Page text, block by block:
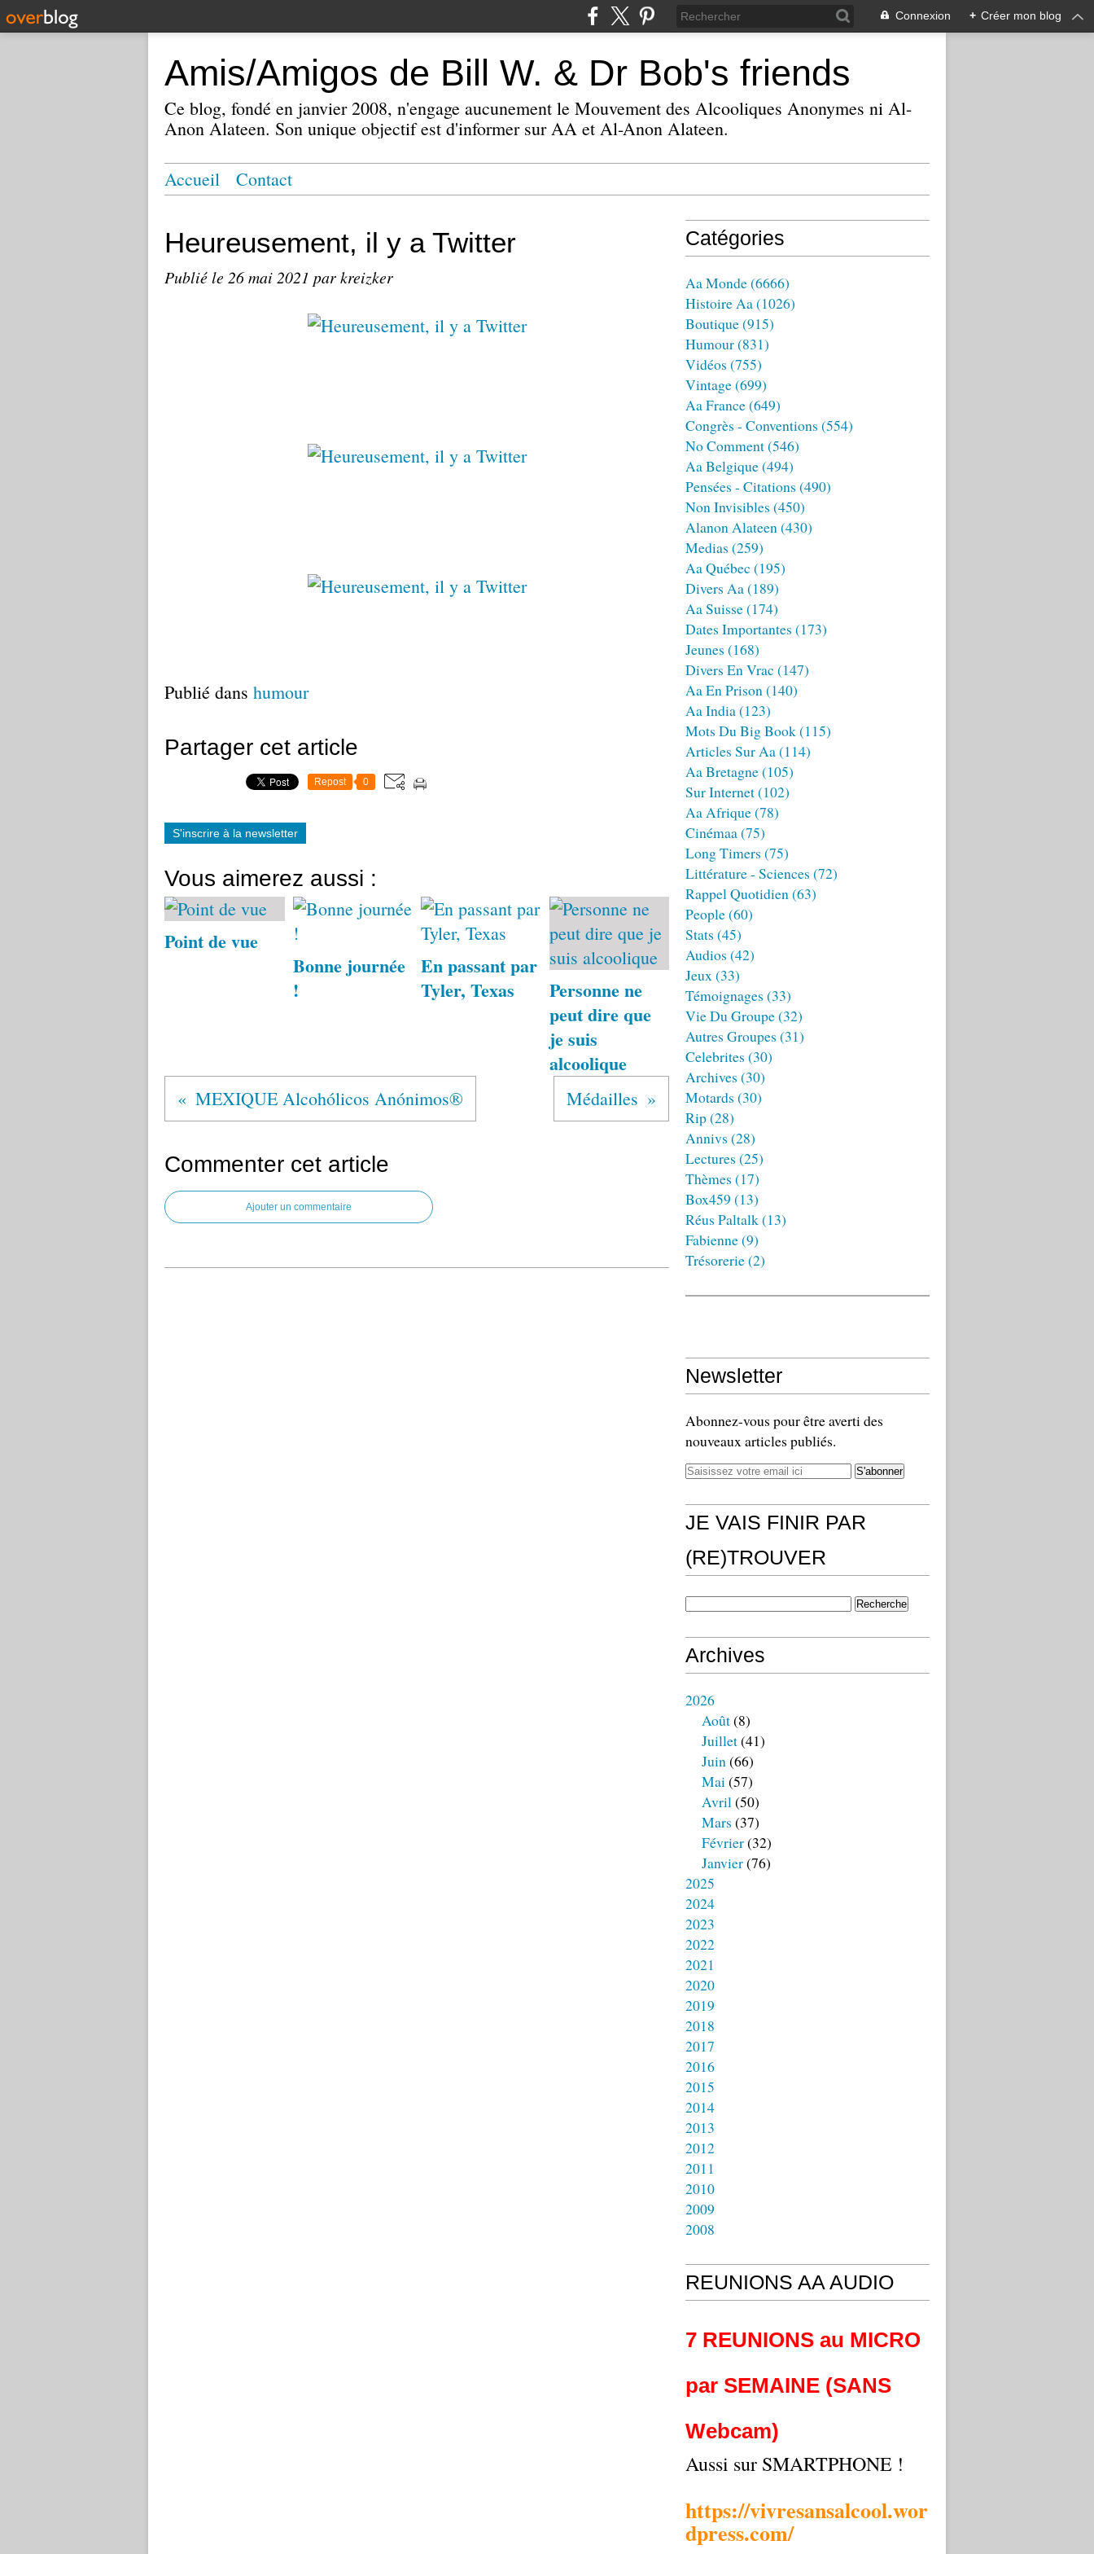
Connexion + Créer mon blog
Amis/Amigos de Bill W. & Dr Bob's friends
Ce blog, fondé en janvier 2008, n'engage aucunement le Mouvement des Alcooliques Anonymes ni Al-
Anon Alateen. Son unique objectif est d'informer sur AA et Al-Anon Alateen.
Accueil Contact
Heureusement, il y a Twitter
Publié le 26 mai 2021 par kreizker
Publié dans humour
Partager cet article
Repost 0
S'inscrire à la newsletter
Vous aimerez aussi :
Point de vue
Bonne journée
!
En passant par
Tyler, Texas
Personne ne
peut dire que
je suis
alcoolique
MEXIQUE Alcohólicos Anónimos® Médailles
Commenter cet article
Ajouter un commentaire
Catégories
Aa Monde(6666)
Histoire Aa(1026)
Boutique(915)
Humour(831)
Vidéos (755)
Vintage(699)
Aa France(649)
Congrès - Conventions (554)
No Comment(546)
Aa Belgique(494)
Pensées - Citations (490)
Non Invisibles (450)
Alanon Alateen(430)
Medias (259)
Aa Québec (195)
Divers Aa(189)
Aa Suisse(174)
Dates Importantes (173)
Jeunes (168)
Divers En Vrac (147)
Aa En Prison(140)
Aa India(123)
Mots Du Big Book(115)
Articles Sur Aa(114)
Aa Bretagne(105)
Sur Internet(102)
Aa Afrique(78)
Cinémaa(75)
Long Timers (75)
Littérature - Sciences (72)
Rappel Quotidien(63)
People(60)
Stats (45)
Audios (42)
Jeux(33)
Témoignages (33)
Vie Du Groupe(32)
Autres Groupes (31)
Celebrites (30)
Archives (30)
Motards (30)
Rip(28)
Annivs (28)
Lectures (25)
Thèmes (17)
Box459 (13)
Réus Paltalk(13)
Fabienne(9)
Trésorerie(2)
Newsletter
Abonnez-vous pour être averti des
nouveaux articles publiés.
JE VAIS FINIR PAR
(RE)TROUVER
Archives
2026
Août(8)
Juillet(41)
Juin(66)
Mai(57)
Avril(50)
Mars (37)
Février(32)
Janvier(76)
2025
2024
2023
2022
2021
2020
2019
2018
2017
2016
2015
2014
2013
2012
2011
2010
2009
2008
REUNIONS AA AUDIO
7 REUNIONS au MICRO
par SEMAINE (SANS
Webcam)
Aussi sur SMARTPHONE !
https://vivresansalcool.wor
dpress.com/